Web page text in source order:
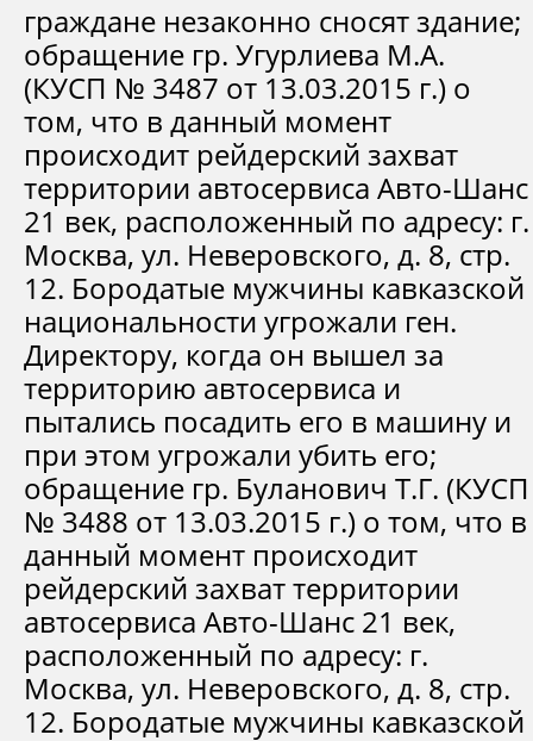
граждане незаконно сносят здание;
обращение гр. Угурлиева М.А.
(КУСП № 3487 от 13.03.2015 г.) о
том, что в данный момент
происходит рейдерский захват
территории автосервиса Авто-Шанс
21 век, расположенный по адресу: г.
Москва, ул. Неверовского, д. 8, стр.
12. Бородатые мужчины кавказской
национальности угрожали ген.
Директору, когда он вышел за
территорию автосервиса и
пытались посадить его в машину и
при этом угрожали убить его;
обращение гр. Буланович Т.Г. (КУСП
№ 3488 от 13.03.2015 г.) о том, что в
данный момент происходит
рейдерский захват территории
автосервиса Авто-Шанс 21 век,
расположенный по адресу: г.
Москва, ул. Неверовского, д. 8, стр.
12. Бородатые мужчины кавказской